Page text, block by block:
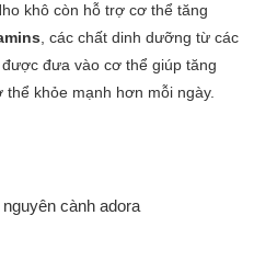
khô còn hỗ trợ cơ thể tăng
, các chất dinh dưỡng từ các
đưa vào cơ thể giúp tăng
khỏe mạnh hơn mỗi ngày.